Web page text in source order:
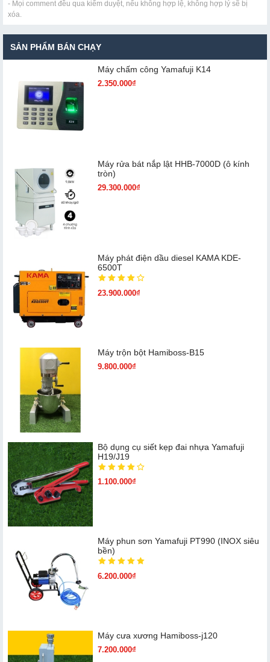
- Mọi comment đều qua kiểm duyệt, nếu không hợp lệ, không hợp lý sẽ bị
xóa.
SẢN PHẨM BÁN CHẠY
Máy chấm cô​ng Yamafuji K14
2.350.000₫
Máy rửa bát nắp lật HHB-7000D (ô kính
tròn)
29.300.000₫
Máy phát điện dầu diesel KAMA KDE-
6500T
23.900.000₫
Máy trộn bột Hamiboss-B15
9.800.000₫
Bộ dụng cụ siết kẹp đai nhựa Yamafuji
H19/J19
1.100.000₫
Máy phun sơn Yamafuji PT990 (INOX siêu
bền)
6.200.000₫
Máy cưa xương Hamiboss-j120
7.200.000₫